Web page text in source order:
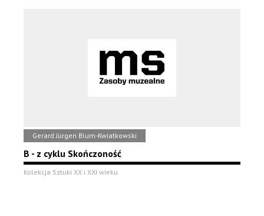
Gerard Jürgen Blum-Kwiatkowski
B - z cyklu Skończoność
Kolekcja Sztuki XX i XXI wieku